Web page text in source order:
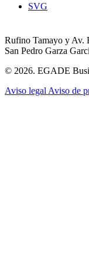
SVG
Rufino Tamayo y Av.
San Pedro Garza
© 2026. EGADE
Aviso legal Aviso de